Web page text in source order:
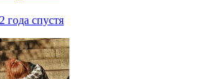
2 года спустя